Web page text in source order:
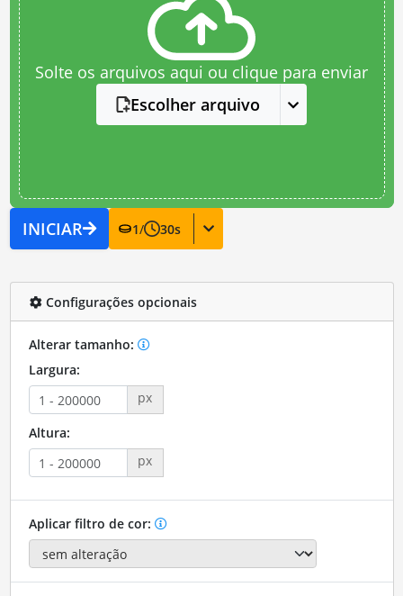
Solte os arquivos aqui ou clique para enviar
Escolher arquivo
INICIAR 1/ 30s
Configurações opcionais
Alterar tamanho:
Largura:
px
Altura:
px
Aplicar filtro de cor: